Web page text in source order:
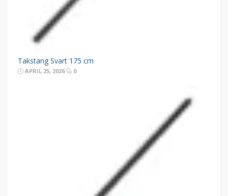
Takstang Svart 175 cm
APRIL 25, 2026 0